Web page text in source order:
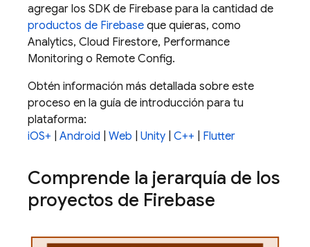
agregar los SDK de Firebase para la cantidad de
productos de Firebase que quieras, como
Analytics, Cloud Firestore, Performance
Monitoring o Remote Config.
Obtén información más detallada sobre este
proceso en la guía de introducción para tu
plataforma:
iOS+
Android Web Unity C++ Flutter
Comprende la jerarquía de los
proyectos de Firebase